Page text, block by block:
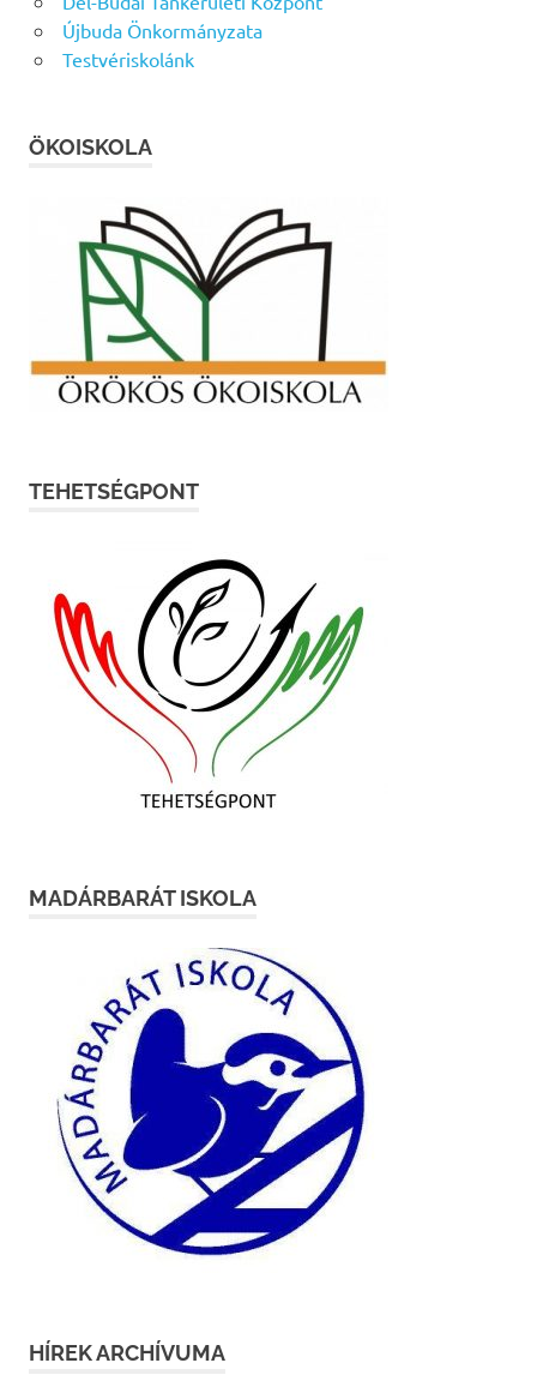
Újbuda Önkormányzata
Testvériskolánk
ÖKOISKOLA
TEHETSÉGPONT
MADÁRBARÁT ISKOLA
HÍREK ARCHÍVUMA